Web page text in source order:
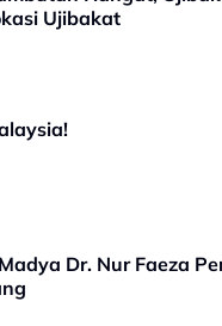
Ujibakat
Dr. Nur Faeza